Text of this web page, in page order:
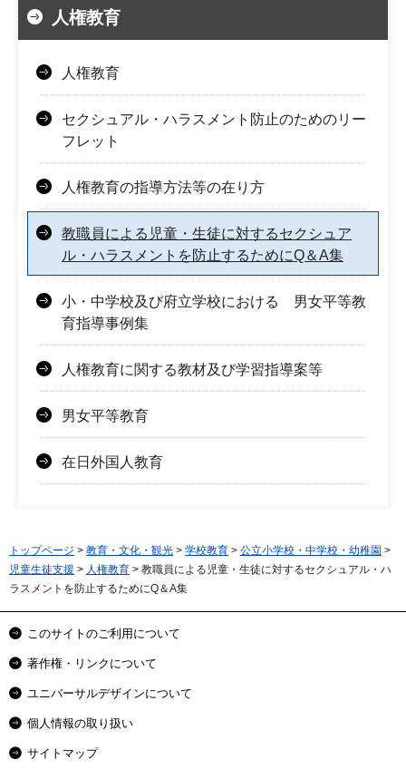
人権教育
人権教育
セクシュアル・ハラスメント防止のためのリー
フレット
人権教育の指導方法等の在り方
教職員による児童・生徒に対するセクシュア
ル・ハラスメントを防止するためにQ＆A集
小・中学校及び府立学校における 男女平等教
育指導事例集
人権教育に関する教材及び学習指導案等
男女平等教育
在日外国人教育
トップページ > 教育・文化・観光 > 学校教育 > 公立小学校・中学校・幼稚園 >
児童生徒支援 > 人権教育 > 教職員による児童・生徒に対するセクシュアル・ハ
ラスメントを防止するためにQ＆A集
このサイトのご利用について
著作権・リンクについて
ユニバーサルデザインについて
個人情報の取り扱い
サイトマップ